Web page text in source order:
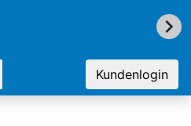
Kundenlogin